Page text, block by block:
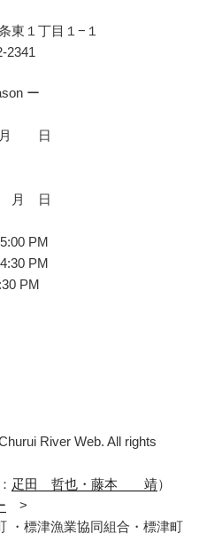
東１丁目１−１
2341
ー
月 日
月 日
PM
PM
PM
River Web. All rights
疋田 哲也・藤本 靖）
>
・標津漁業協同組合・標津町